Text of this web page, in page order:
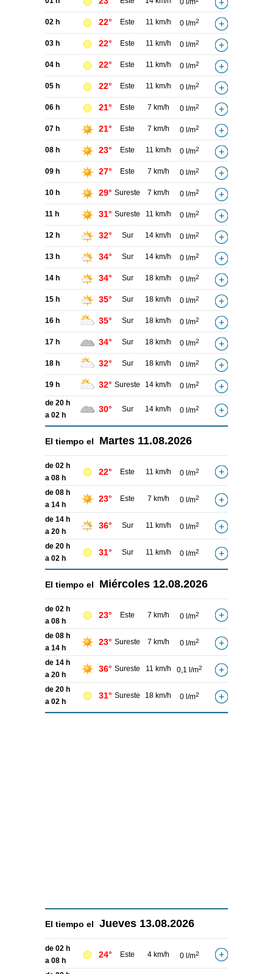
0 l/m
02 h 22° Este 11 km/h 0 l/m2
03 h 22° Este 11 km/h 0 l/m2
04 h 22° Este 11 km/h 0 l/m2
05 h 22° Este 11 km/h 0 l/m2
06 h 21° Este 7 km/h 0 l/m2
07 h 21° Este 7 km/h 0 l/m2
08 h 23° Este 11 km/h 0 l/m2
09 h 27° Este 7 km/h 0 l/m2
10 h 29° Sureste 7 km/h 0 l/m2
11 h 31° Sureste 11 km/h 0 l/m2
12 h 32° Sur 14 km/h 0 l/m2
13 h 34° Sur 14 km/h 0 l/m2
14 h 34° Sur 18 km/h 0 l/m2
15 h 35° Sur 18 km/h 0 l/m2
16 h 35° Sur 18 km/h 0 l/m2
17 h 34° Sur 18 km/h 0 l/m2
18 h 32° Sur 18 km/h 0 l/m2
19 h 32° Sureste 14 km/h 0 l/m2
de 20 h
a 02 h
30° Sur 14 km/h 0 l/m2
El tiempo el Martes 11.08.2026
de 02 h
a 08 h
22° Este 11 km/h 0 l/m2
de 08 h
a 14 h
23° Este 7 km/h 0 l/m2
de 14 h
a 20 h
36° Sur 11 km/h 0 l/m2
de 20 h
a 02 h
31° Sur 11 km/h 0 l/m2
El tiempo el Miércoles 12.08.2026
de 02 h
a 08 h
23° Este 7 km/h 0 l/m2
de 08 h
a 14 h
23° Sureste 7 km/h 0 l/m2
de 14 h
a 20 h
36° Sureste 11 km/h 0,1 l/m2
de 20 h
a 02 h
31° Sureste 18 km/h 0 l/m2
El tiempo el Jueves 13.08.2026
de 02 h
a 08 h
24° Este 4 km/h 0 l/m2